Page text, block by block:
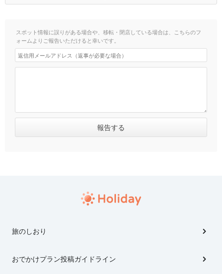
スポット情報に誤りがある場合や、移転・閉店している場合は、こちらのフ
ォームよりご報告いただけると幸いです。
旅のしおり
おでかけプラン投稿ガイドライン